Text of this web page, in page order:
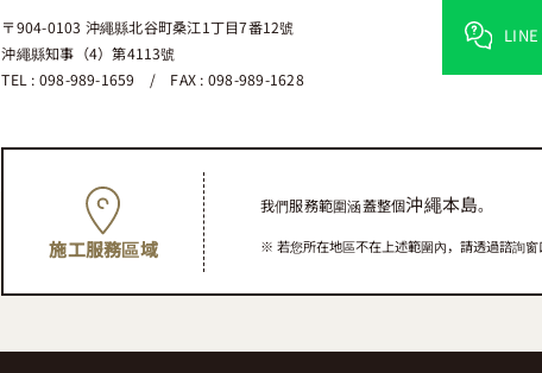
〒904-0103 沖繩縣北谷町桑江1丁目7番12號
沖繩縣知事（4）第4113號
TEL : 098-989-1659 / FAX : 098-989-1628
施工服務區域
我們服務範圍涵蓋整個沖繩本島。
若您所在地區不在上述範圍內，請透過諮詢窗